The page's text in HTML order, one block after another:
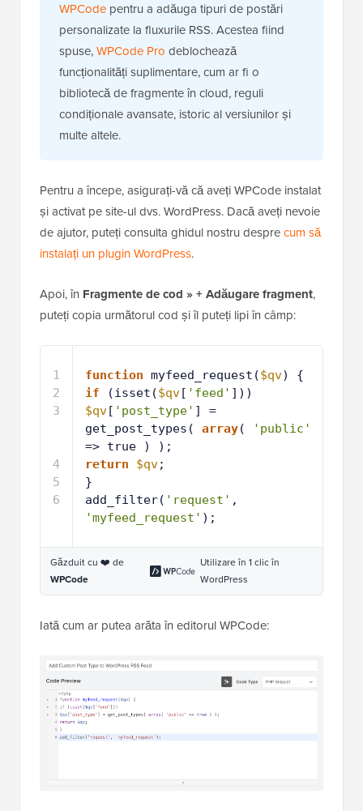
WPCode pentru a adăuga tipuri de postări
personalizate la fluxurile RSS. Acestea fiind
spuse,WPCode Pro deblochează
funcționalități suplimentare, cum ar fi o
bibliotecă de fragmente în cloud, reguli
condiționale avansate, istoric al versiunilor și
multe altele.
Pentru a începe, asigurați-vă că aveți WPCode instalat
și activat pe site-ul dvs. WordPress. Dacă aveți nevoie
de ajutor, puteți consulta ghidul nostru desprecum să
instalați un plugin WordPress.
Apoi, în Fragmente de cod » + Adăugare fragment,
puteți copia următorul cod și îl puteți lipi în câmp:
1
2
3
4
5
6
function myfeed_request($qv) {
if
(isset($qv[ 'feed' ]))
$qv[ 'post_type' ] =
get_post_types( array(
'public'
=> true ) );
return
$qv;
}
add_filter( 'request'
'myfeed_request' );
Găzduit cu ❤️ de
WPCode
Utilizare în 1 clic în
WordPress
Iată cum ar putea arăta în editorul WPCode: